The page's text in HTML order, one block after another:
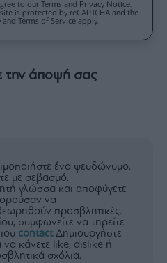
to our Terms and Privacy Notice.
is protected by reCAPTCHA and the
Terms of Service apply.
την άποψή σας
ένα ψευδώνυμο.
με σεβασμό.
γλώσσα και αποφύγετε
να
προσβλητικές.
συμφωνείτε να τηρείτε
contactΔημιουργήστε
να κάνετε like, dislike ή
σχόλια.